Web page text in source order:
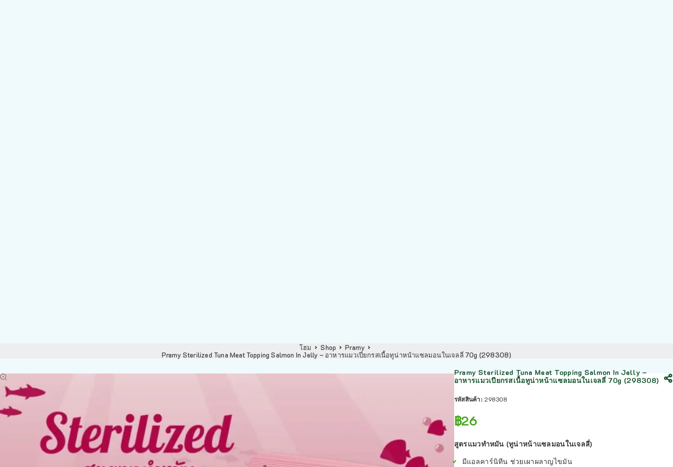
โฮม Shop
Pramy
Pramy Sterilized Tuna Meat Topping Salmon In Jelly – อาหารแมวเปียกรสเนื้อทูน่าหน้าแซลมอนในเจลลี่ 70g (298308)
Pramy Sterilized Tuna Meat Topping Salmon In Jelly –
อาหารแมวเปียกรสเนื้อทูน่าหน้าแซลมอนในเจลลี่ 70g (298308)
รหัสสินค้า: 298308
฿26
สูตรแมวทำหมัน (ทูน่าหน้าแซลมอนในเจลลี่)
มีแอลคาร์นิทีน ช่วยเผาผลาญไขมัน